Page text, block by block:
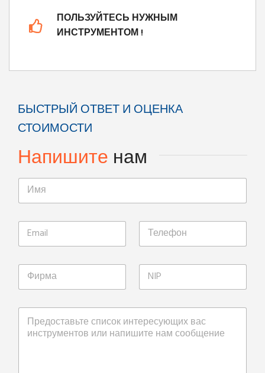
ПОЛЬЗУЙТЕСЬ НУЖНЫМ
ИНСТРУМЕНТОМ !
БЫСТРЫЙ ОТВЕТ И ОЦЕНКА
СТОИМОСТИ
Напишитенам